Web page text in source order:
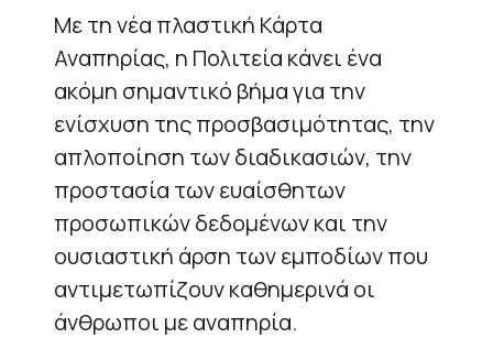
Με τη νέα πλαστική Κάρτα
Αναπηρίας, η Πολιτεία κάνει ένα
ακόμη σημαντικό βήμα για την
ενίσχυση της προσβασιμότητας, την
απλοποίηση των διαδικασιών, την
προστασία των ευαίσθητων
προσωπικών δεδομένων και την
ουσιαστική άρση των εμποδίων που
αντιμετωπίζουν καθημερινά οι
άνθρωποι με αναπηρία.